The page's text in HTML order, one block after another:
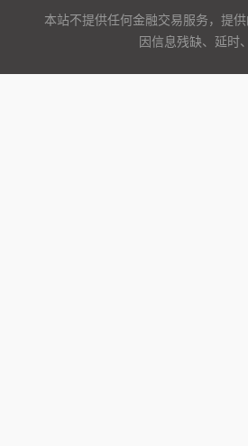
本站不提供任何金融交易服务，提
因信息残缺、延时